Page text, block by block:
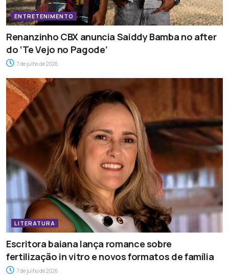
ENTRETENIMENTO
Renanzinho CBX anuncia Saiddy Bamba no after
do ‘Te Vejo no Pagode’
7 de julho de 2026
LITERATURA
Escritora baiana lança romance sobre
fertilização in vitro e novos formatos de família
7 de julho de 2026